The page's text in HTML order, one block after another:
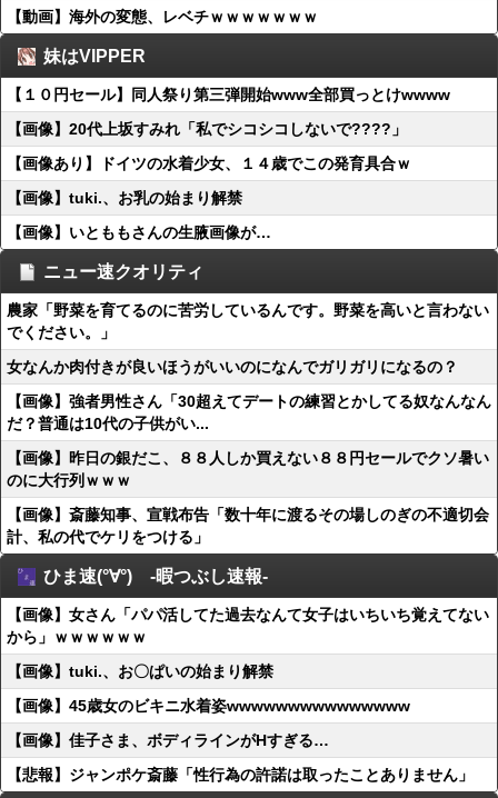
【動画】海外の変態、レベチｗｗｗｗｗｗｗ
妹はVIPPER
【１０円セール】同人祭り第三弾開始www全部買っとけwwww
【画像】20代上坂すみれ「私でシコシコしないで????」
【画像あり】ドイツの水着少女、１４歳でこの発育具合ｗ
【画像】tuki.、お乳の始まり解禁
【画像】いとももさんの生腋画像が…
ニュー速クオリティ
農家「野菜を育てるのに苦労しているんです。野菜を高いと言わない
でください。」
女なんか肉付きが良いほうがいいのになんでガリガリになるの？
【画像】強者男性さん「30超えてデートの練習とかしてる奴なんなん
だ？普通は10代の子供がい...
【画像】昨日の銀だこ、８８人しか買えない８８円セールでクソ暑い
のに大行列ｗｗｗ
【画像】斎藤知事、宣戦布告「数十年に渡るその場しのぎの不適切会
計、私の代でケリをつける」
ひま速(°∀°) -暇つぶし速報-
【画像】女さん「パパ活してた過去なんて女子はいちいち覚えてない
から」ｗｗｗｗｗｗ
【画像】tuki.、お〇ぱいの始まり解禁
【画像】45歳女のビキニ水着姿wwwwwwwwwwwwwww
【画像】佳子さま、ボディラインがHすぎる…
【悲報】ジャンポケ斎藤「性行為の許諾は取ったことありません」